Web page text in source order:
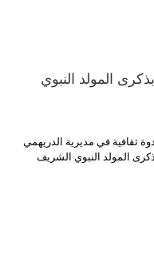
المولد النبوي
ثقافية في مديرية الدريهمي
المولد النبوي الشريف